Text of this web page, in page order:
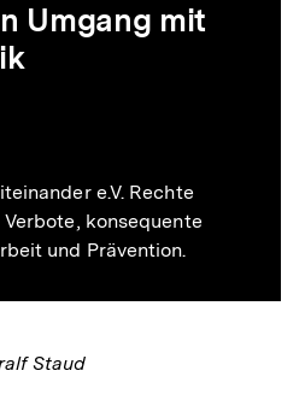
Umgang mit
e.V. Rechte
konsequente
und Prävention.
Staud